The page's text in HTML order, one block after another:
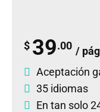
$ 39.00 /
Aceptación
35 idiomas
En tan solo